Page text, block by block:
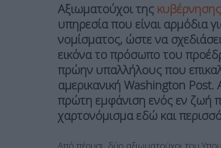
Αξιωματούχοι της
υπηρεσία που είναι αρμόδια
νομίσματος, ώστε να
εικόνα το πρόσωπο του
πρώην υπαλλήλους που
αμερικανική Washington Post.
πρώτη εμφάνιση ενός εν ζωή
χαρτονόμισμα εδώ και
Από πέρυσι, δύο αξιωματούχοι του